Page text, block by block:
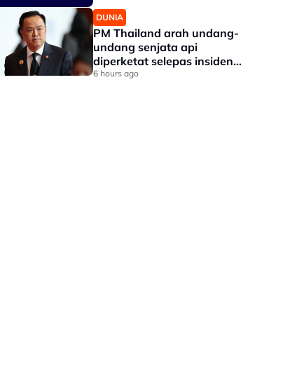
DUNIA
PM Thailand arah undang-
undang senjata api
diperketat selepas insiden
tembakan di sekolah
6 hours ago